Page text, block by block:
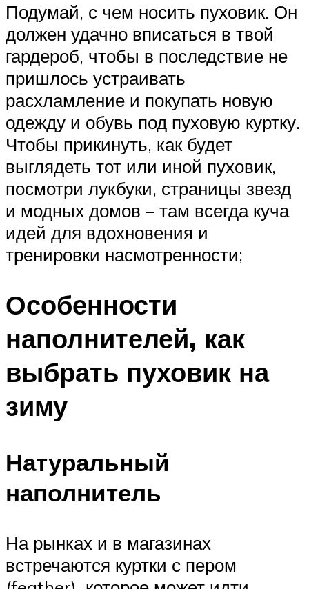
Подумай, с чем носить пуховик. Он
должен удачно вписаться в твой
гардероб, чтобы в последствие не
пришлось устраивать
расхламление и покупать новую
одежду и обувь под пуховую куртку.
Чтобы прикинуть, как будет
выглядеть тот или иной пуховик,
посмотри лукбуки, страницы звезд
и модных домов – там всегда куча
идей для вдохновения и
тренировки насмотренности;
Особенности
наполнителей, как
выбрать пуховик на
зиму
Натуральный
наполнитель
На рынках и в магазинах
встречаются куртки с пером